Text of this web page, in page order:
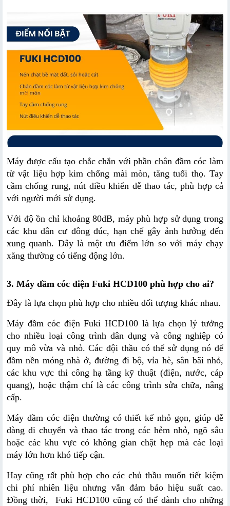
Máy được cấu tạo chắc chắn với phần chân đầm cóc làm
từ vật liệu hợp kim chống mài mòn, tăng tuổi thọ. Tay
cầm chống rung, nút điều khiển dễ thao tác, phù hợp cả
với người mới sử dụng.
Với độ ồn chỉ khoảng 80dB, máy phù hợp sử dụng trong
các khu dân cư đông đúc, hạn chế gây ảnh hưởng đến
xung quanh. Đây là một ưu điểm lớn so với máy chạy
xăng thường có tiếng động lớn.
3. Máy đầm cóc điện Fuki HCD100 phù hợp cho ai?
Đây là lựa chọn phù hợp cho nhiều đối tượng khác nhau.
Máy đầm cóc điện Fuki HCD100 là lựa chọn lý tưởng
cho nhiều loại công trình dân dụng và công nghiệp có
quy mô vừa và nhỏ. Các đội thầu có thể sử dụng nó để
đầm nền móng nhà ở, đường đi bộ, vỉa hè, sân bãi nhỏ,
các khu vực thi công hạ tầng kỹ thuật (điện, nước, cáp
quang), hoặc thậm chí là các công trình sửa chữa, nâng
cấp.
Máy đầm cóc điện thường có thiết kế nhỏ gọn, giúp dễ
dàng di chuyển và thao tác trong các hẻm nhỏ, ngõ sâu
hoặc các khu vực có không gian chật hẹp mà các loại
máy lớn hơn khó tiếp cận.
Hay cũng rất phù hợp cho các chủ thầu muốn tiết kiệm
chi phí nhiên liệu nhưng vẫn đảm bảo hiệu suất cao.
Đồng thời,  Fuki HCD100 cũng có thể dành cho những